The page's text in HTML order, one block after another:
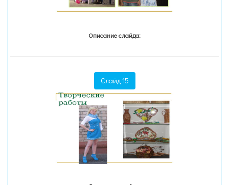
Описание слайда:
Слайд 15